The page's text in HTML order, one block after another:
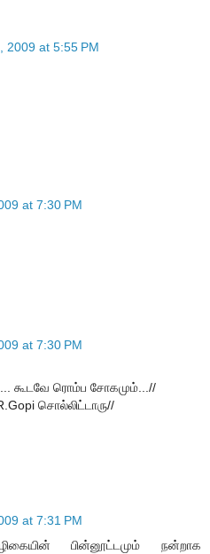
2009 at 5:55 PM
at 7:30 PM
at 7:30 PM
கூட‌வே ரொம்ப‌ சோகமும்...//
சொல்லிட்டாரு//
at 7:31 PM
பின்னூட்டமும் நன்றாக